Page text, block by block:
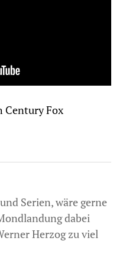
Fox
Serien, wäre gerne
dabei
Herzog zu viel